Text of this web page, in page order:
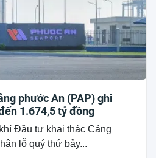
phước An (PAP) ghi
1.674,5 tỷ đồng
Đầu tư khai thác Cảng
lỗ quý thứ bảy...